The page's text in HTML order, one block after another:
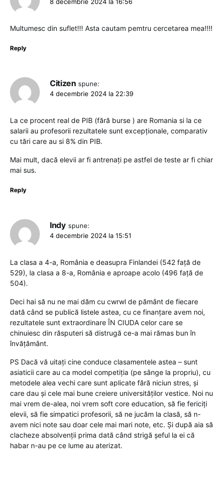
8 decembrie 2024 la 16:56
Multumesc din suflet!!! Asta cautam pemtru cercetarea mea!!!!
Reply
Citizen spune:
4 decembrie 2024 la 22:39
La ce procent real de PIB (fără burse ) are Romania si la ce
salarii au profesorii rezultatele sunt excepționale, comparativ
cu tări care au si 8% din PIB.
Mai mult, dacă elevii ar fi antrenați pe astfel de teste ar fi chiar
mai sus.
Reply
Indy spune:
4 decembrie 2024 la 15:51
La clasa a 4-a, România e deasupra Finlandei (542 față de
529), la clasa a 8-a, România e aproape acolo (496 față de
504).
Deci hai să nu ne mai dăm cu cwrwl de pământ de fiecare
dată când se publică listele astea, cu ce finanțare avem noi,
rezultatele sunt extraordinare ÎN CIUDA celor care se
chinuiesc din răsputeri să distrugă ce-a mai rămas bun în
învățământ.
PS Dacă vă uitați cine conduce clasamentele astea – sunt
asiaticii care au ca model competiția (pe sânge la propriu), cu
metodele alea vechi care sunt aplicate fără niciun stres, și
care dau și cele mai bune creiere universităților vestice. Noi nu
mai vrem de-alea, noi vrem soft core education, să fie fericiți
elevii, să fie simpatici profesorii, să ne jucăm la clasă, să n-
avem nici note sau doar cele mai mari note, etc. Și după aia să
clacheze absolvenții prima dată când strigă șeful la ei că
habar n-au pe ce lume au aterizat.